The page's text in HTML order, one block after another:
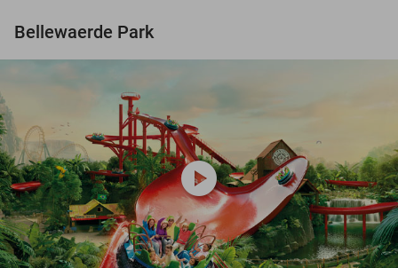
Bellewaerde Park
play_circle